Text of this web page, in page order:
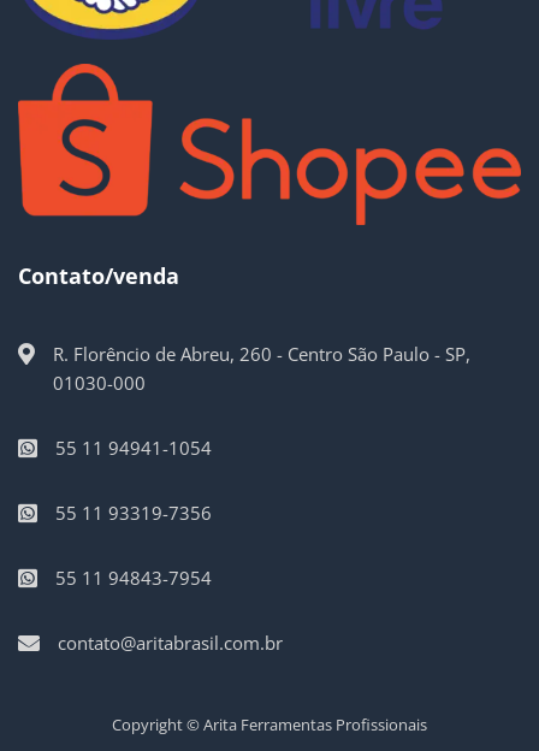
Contato/venda
R. Florêncio de Abreu, 260 - Centro São Paulo - SP,
01030-000
55 11 94941-1054
55 11 93319-7356
55 11 94843-7954
contato@aritabrasil.com.br
Copyright © Arita Ferramentas Profissionais